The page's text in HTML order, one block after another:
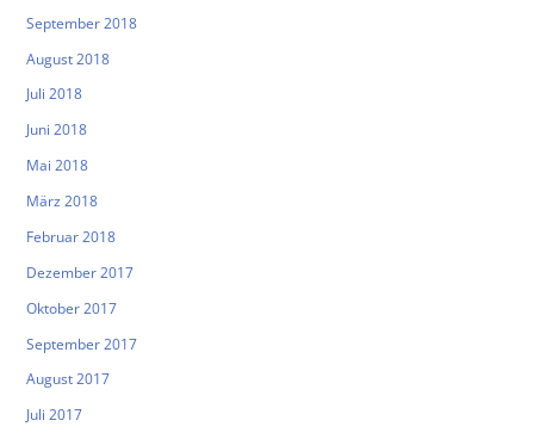
September 2018
August 2018
Juli 2018
Juni 2018
Mai 2018
März 2018
Februar 2018
Dezember 2017
Oktober 2017
September 2017
August 2017
Juli 2017